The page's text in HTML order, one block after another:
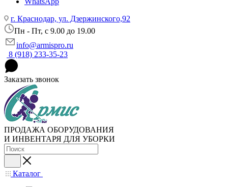
г. Краснодар, ул. Дзержинского,92
Пн - Пт, c 9.00 до 19.00
info@armispro.ru
8 (918) 233-35-23
Заказать звонок
ПРОДАЖА ОБОРУДОВАНИЯ
И ИНВЕНТАРЯ ДЛЯ УБОРКИ
Каталог